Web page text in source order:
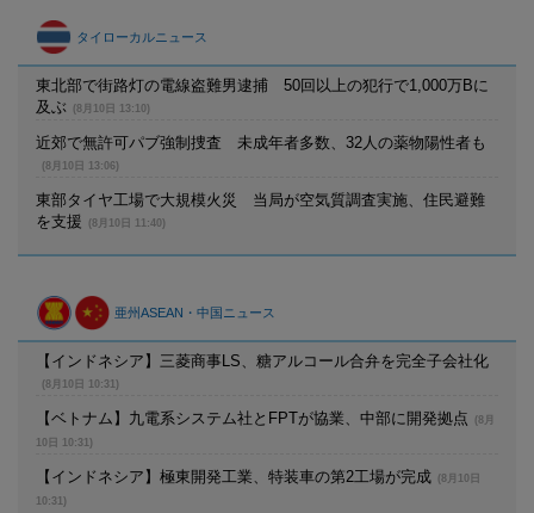
タイローカルニュース
東北部で街路灯の電線盗難男逮捕 50回以上の犯行で1,000万Bに
及ぶ
(8月10日 13:10)
近郊で無許可パブ強制捜査 未成年者多数、32人の薬物陽性者も
(8月10日 13:06)
東部タイヤ工場で大規模火災 当局が空気質調査実施、住民避難
を支援
(8月10日 11:40)
亜州ASEAN・中国ニュース
【インドネシア】三菱商事LS、糖アルコール合弁を完全子会社化
(8月10日 10:31)
【ベトナム】九電系システム社とFPTが協業、中部に開発拠点
(8月
10日 10:31)
【インドネシア】極東開発工業、特装車の第2工場が完成
(8月10日
10:31)